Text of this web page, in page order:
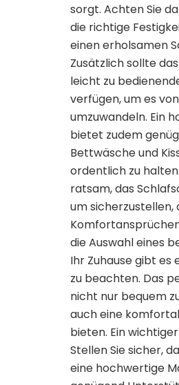
sorgt. Achten Sie
die richtige
einen erholsamen
Zusätzlich sollte
leicht zu
verfügen, um es
umzuwandeln. Ein
bietet zudem
Bettwäsche und
ordentlich zu
ratsam, das
um sicherzustellen,
die Auswahl eines
Ihr Zuhause gibt es
zu beachten. Das
nicht nur bequem
auch eine
bieten. Ein
Stellen Sie sicher,
eine hochwertige